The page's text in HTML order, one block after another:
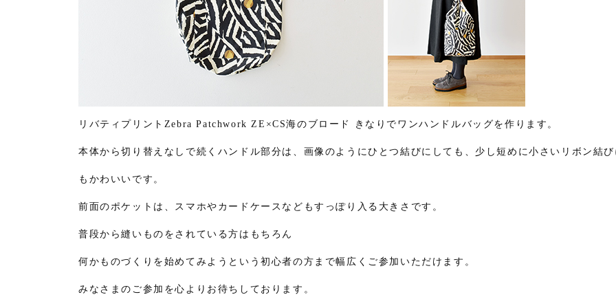
リバティプリントZebra Patchwork ZE×CS海のブロード きなりでワンハンドルバッグを作ります。
本体から切り替えなしで続くハンドル部分は、画像のようにひとつ結びにしても、少し短めに小さいリボン結
もかわいいです。
前面のポケットは、スマホやカードケースなどもすっぽり入る大きさです。
普段から縫いものをされている方はもちろん
何かものづくりを始めてみようという初心者の方まで幅広くご参加いただけます。
みなさまのご参加を心よりお待ちしております。